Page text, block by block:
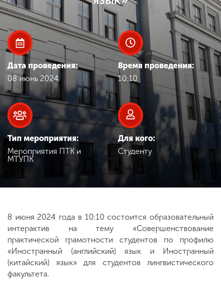
Наука
Международная
деятельность
Другие виды
деятельности
Студенческая жизнь
организации
ENG SPN CHI
Дата проведения:
08 июнь 2024
Время проведения:
10:10
Тип мероприятия:
Мероприятия ПТК и
МТУПК
Для кого:
Студенту
8 июня 2024 года в 10:10 состоится образовательный
интерактив на тему «Совершенствование
практической грамотности студентов по профилю
«Иностранный (английский) язык и Иностранный
(китайский) язык» для студентов лингвистического
факультета.